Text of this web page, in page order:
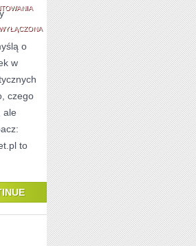
SZKLARNIA
o
w
czego
ale
to